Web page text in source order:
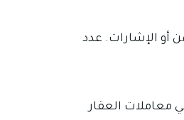
أو الإشارات. عدد
معاملات العقار